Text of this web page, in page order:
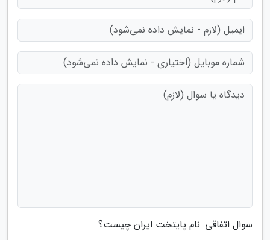
سوال اتفاقی: نام پایتخت ایران چیست؟